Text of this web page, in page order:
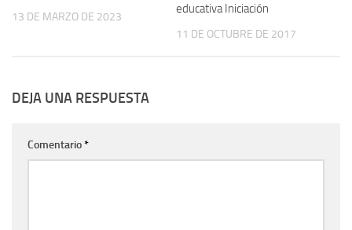
13 DE MARZO DE 2023
educativa Iniciación
11 DE OCTUBRE DE 2017
DEJA UNA RESPUESTA
Comentario*